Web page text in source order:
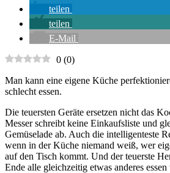
teilen
teilen
E-Mail
0 (0)
Man kann eine eigene Küche
schlecht essen.
Die teuersten Geräte ersetzen nicht das
Messer schreibt keine Einkaufsliste und
Gemüselade ab. Auch die intelligenteste
wenn in der Küche niemand weiß, wer
auf den Tisch kommt. Und der teuerste
Ende alle gleichzeitig etwas anderes